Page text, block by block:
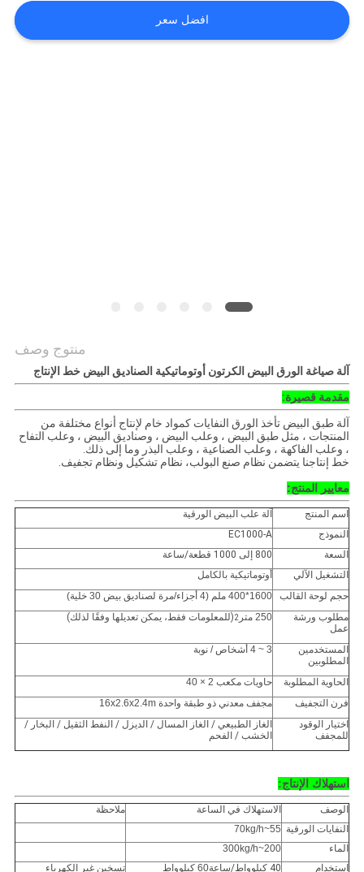
مراقبة
الجودة
افضل سعر
منتوج وصف
آلة صياغة الورق البيض الكرتون أوتوماتيكية الصناديق البيض خط الإنتاج
مقدمة قصيرة:
آلة طبق البيض تأخذ الورق النفايات كمواد خام لإنتاج أنواع مختلفة من
المنتجات ، مثل طبق البيض ، وعلب البيض ، وصناديق البيض ، وعلب التفاح
، وعلب الفاكهة ، وعلب الصناعية ، وعلب البذر وما إلى ذلك.
خط إنتاجنا يتضمن نظام صنع البولب، نظام تشكيل ونظام تجفيف.
معايير المنتج:
اسم المنتج
آلة علب البيض الورقية
النموذج
EC1000-A
السعة
800 إلى 1000 قطعة/ساعة
التشغيل الآلي
أوتوماتيكية بالكامل
حجم لوحة القالب
1600*400 ملم (4 أجزاء/مرة لصناديق بيض 30 خلية)
مطلوب ورشة
عمل
250 متر 2(للمعلومات فقط، يمكن تعديلها وفقًا لذلك)
المستخدمين
المطلوبين
3 ~ 4 أشخاص / نوبة
الحاوية المطلوبة
حاويات مكعب 2 × 40
فرن التجفيف
مجفف معدني ذو طبقة واحدة 16x2.6x2.4m
اختيار الوقود
للمجفف
الغاز الطبيعي / الغاز المسال / الديزل / النفط الثقيل / البخار /
الخشب / الفحم
استهلاك الإنتاج:
الوصف الاستهلاك في الساعة
ملاحظة
النفايات الورقية 55~70kg/h
الماء
200~300kg/h
استخدام
40 كيلوواط/ساعة 60 كيلوواط تسخين غير الكهرباء